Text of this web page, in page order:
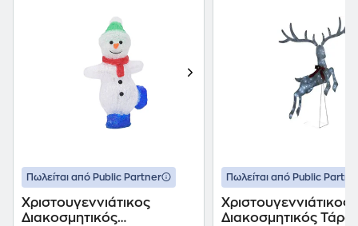
Πωλείται από Public Partner
Χριστουγεννιάτικος
Διακοσμητικός
Πωλείται από Public
Χριστουγεννιάτικος
Διακοσμητικός